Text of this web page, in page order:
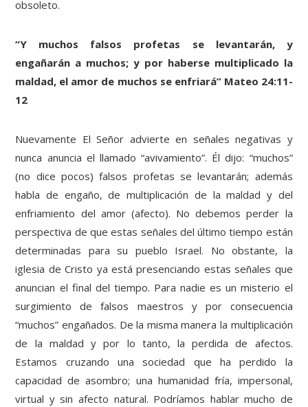
obsoleto.
“Y muchos falsos profetas se levantarán, y
engañarán a muchos; y por haberse multiplicado la
maldad, el amor de muchos se enfriará” Mateo 24:11-
12
Nuevamente El Señor advierte en señales negativas y
nunca anuncia el llamado “avivamiento”. Él dijo: “muchos”
(no dice pocos) falsos profetas se levantarán; además
habla de engaño, de multiplicación de la maldad y del
enfriamiento del amor (afecto). No debemos perder la
perspectiva de que estas señales del último tiempo están
determinadas para su pueblo Israel. No obstante, la
iglesia de Cristo ya está presenciando estas señales que
anuncian el final del tiempo. Para nadie es un misterio el
surgimiento de falsos maestros y por consecuencia
“muchos” engañados. De la misma manera la multiplicación
de la maldad y por lo tanto, la perdida de afectos.
Estamos cruzando una sociedad que ha perdido la
capacidad de asombro; una humanidad fría, impersonal,
virtual y sin afecto natural. Podríamos hablar mucho de